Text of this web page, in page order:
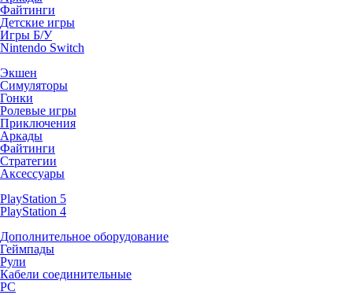
Файтинги
Детские игры
Игры Б/У
Nintendo Switch
Экшен
Симуляторы
Гонки
Ролевые игры
Приключения
Аркады
Файтинги
Стратегии
Аксессуары
PlayStation 5
PlayStation 4
Дополнительное оборудование
Геймпады
Рули
Кабели соединительные
PC